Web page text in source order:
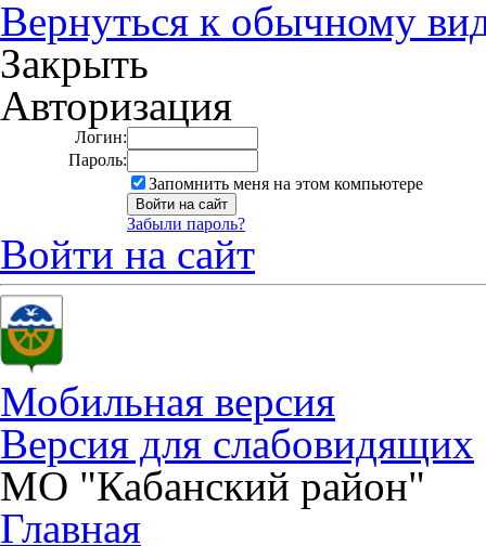
Вернуться к обычному
Закрыть
Авторизация
Логин:
Пароль:
Запомнить меня на этом компьютере
Забыли пароль?
Войти на сайт
Мобильная версия
Версия для слабовидящих
МО "Кабанский район"
Главная